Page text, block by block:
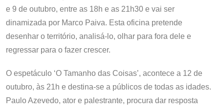
e 9 de outubro, entre as 18h e as 21h30 e vai ser
dinamizada por Marco Paiva. Esta oficina pretende
desenhar o território, analisá-lo, olhar para fora dele e
regressar para o fazer crescer.
O espetáculo ‘O Tamanho das Coisas’, acontece a 12 de
outubro, às 21h e destina-se a públicos de todas as idades.
Paulo Azevedo, ator e palestrante, procura dar resposta